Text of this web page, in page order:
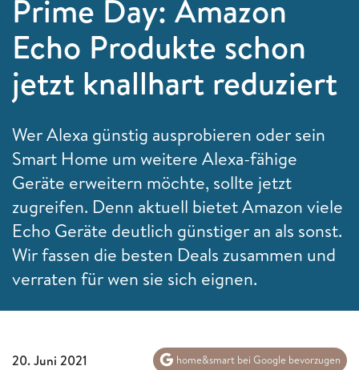
Prime Day: Amazon
Echo Produkte schon
jetzt knallhart reduziert
Wer Alexa günstig ausprobieren oder sein
Smart Home um weitere Alexa-fähige
Geräte erweitern möchte, sollte jetzt
zugreifen. Denn aktuell bietet Amazon viele
Echo Geräte deutlich günstiger an als sonst.
Wir fassen die besten Deals zusammen und
verraten für wen sie sich eignen.
20. Juni 2021 home&smart bei Google bevorzugen